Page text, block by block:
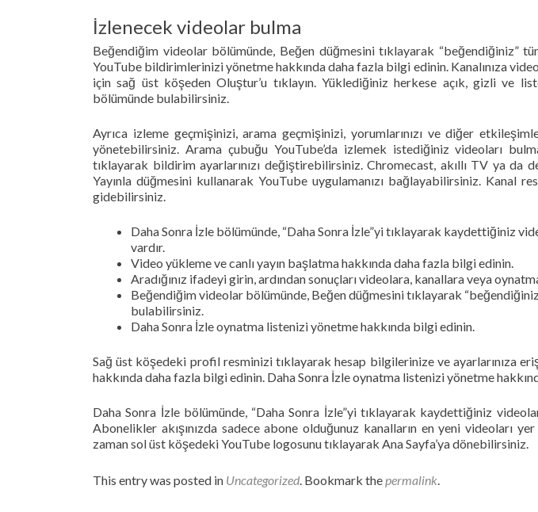
İzlenecek videolar bulma
Beğendiğim videolar bölümünde, Beğen düğmesini tıklayarak “beğendiğiniz”
YouTube bildirimlerinizi yönetme hakkında daha fazla bilgi edinin. Kanalınıza
için sağ üst köşeden Oluştur’u tıklayın. Yüklediğiniz herkese açık, gizli ve
bölümünde bulabilirsiniz.
Ayrıca izleme geçmişinizi, arama geçmişinizi, yorumlarınızı ve diğer
yönetebilirsiniz. Arama çubuğu YouTube’da izlemek istediğiniz videoları
tıklayarak bildirim ayarlarınızı değiştirebilirsiniz. Chromecast, akıllı TV ya da
Yayınla düğmesini kullanarak YouTube uygulamanızı bağlayabilirsiniz. Kanal
gidebilirsiniz.
Daha Sonra İzle bölümünde, “Daha Sonra İzle”yi tıklayarak kaydettiğiniz
vardır.
Video yükleme ve canlı yayın başlatma hakkında daha fazla bilgi edinin.
Aradığınız ifadeyi girin, ardından sonuçları videolara, kanallara veya
Beğendiğim videolar bölümünde, Beğen düğmesini tıklayarak
bulabilirsiniz.
Daha Sonra İzle oynatma listenizi yönetme hakkında bilgi edinin.
Sağ üst köşedeki profil resminizi tıklayarak hesap bilgilerinize ve ayarlarınıza
hakkında daha fazla bilgi edinin. Daha Sonra İzle oynatma listenizi yönetme
Daha Sonra İzle bölümünde, “Daha Sonra İzle”yi tıklayarak kaydettiğiniz
Abonelikler akışınızda sadece abone olduğunuz kanalların en yeni videoları
zaman sol üst köşedeki YouTube logosunu tıklayarak Ana Sayfa’ya dönebilirsiniz.
This entry was posted in Uncategorized. Bookmark thepermalink.